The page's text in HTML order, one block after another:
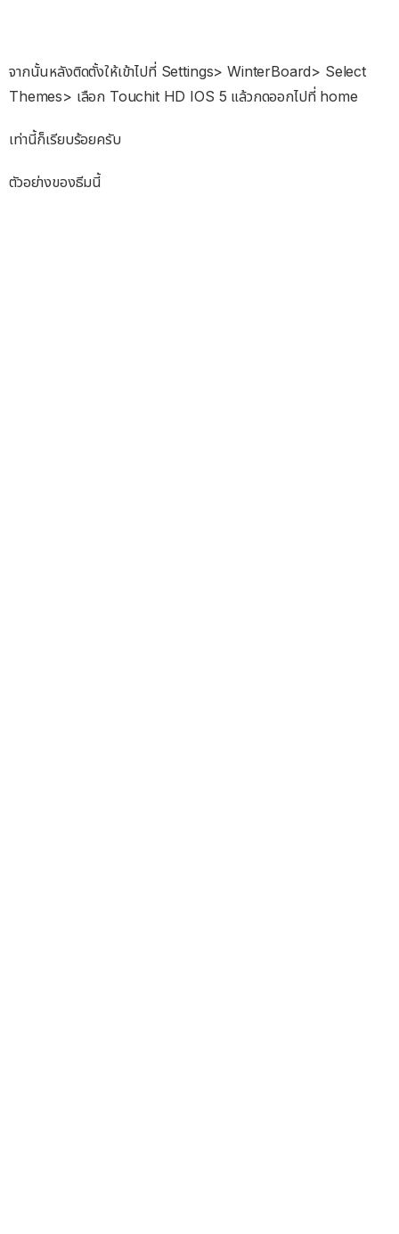
จากนั้นหลังติดตั้งให้เข้าไปที่ Settings> WinterBoard> Select
Themes> เลือก Touchit HD IOS 5 แล้วกดออกไปที่ home
เท่านี้ก็เรียบร้อยครับ
ตัวอย่างของธีมนี้